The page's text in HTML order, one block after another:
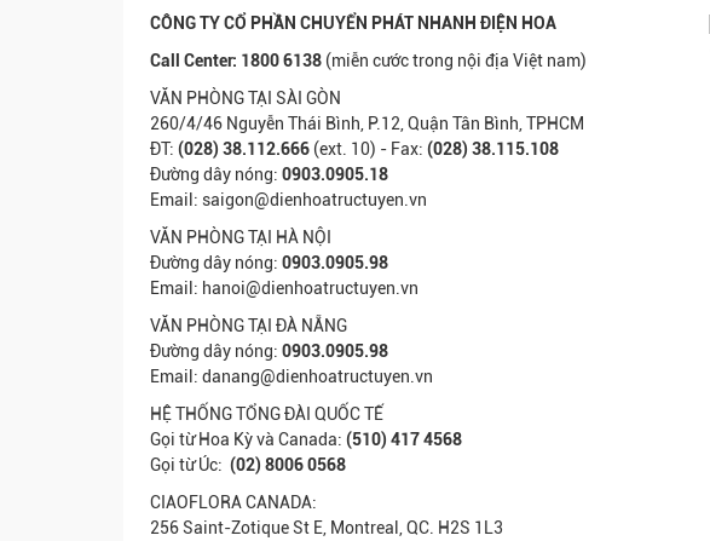
CÔNG TY CỔ PHẦN CHUYỂN PHÁT NHANH ĐIỆN HOA
Call Center: 1800 6138 (miễn cước trong nội địa Việt nam)
VĂN PHÒNG TẠI SÀI GÒN
260/4/46 Nguyễn Thái Bình, P.12, Quận Tân Bình, TPHCM
ĐT: (028) 38.112.666 (ext. 10) - Fax: (028) 38.115.108
Đường dây nóng: 0903.0905.18
Email: saigon@dienhoatructuyen.vn
VĂN PHÒNG TẠI HÀ NỘI
Đường dây nóng: 0903.0905.98
Email: hanoi@dienhoatructuyen.vn
VĂN PHÒNG TẠI ĐÀ NẴNG
Đường dây nóng: 0903.0905.98
Email: danang@dienhoatructuyen.vn
HỆ THỐNG TỔNG ĐÀI QUỐC TẾ
Gọi từ Hoa Kỳ và Canada: (510) 417 4568
Gọi từ Úc: (02) 8006 0568
CIAOFLORA CANADA:
256 Saint-Zotique St E, Montreal, QC. H2S 1L3